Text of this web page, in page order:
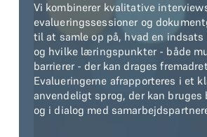
Vi kombinerer kvalitative
evalueringssessioner og
til at samle op på, hvad en
og hvilke læringspunkter - både
barrierer - der kan drages
Evalueringerne afrapporteres i et
anvendeligt sprog, der kan bruges
og i dialog med